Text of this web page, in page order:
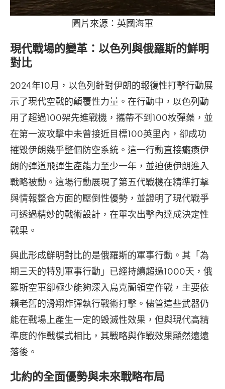
圖片來源：英國海軍
現代戰場的變革：以色列與俄羅斯的鮮明
對比
2024年10月，以色列針對伊朗的報復性打擊行動展
示了現代空戰的顛覆性力量。在行動中，以色列動
用了超過100架先進戰機，攜帶不到100枚彈藥，並
在第一波攻擊中未曾接近目標100英里內，卻成功
摧毀伊朗幾乎整個防空系統。這一行動直接癱瘓伊
朗的彈道飛彈生產能力至少一年，並迫使伊朗進入
戰略被動。這場行動展現了第五代戰機在精準打擊
與情報整合方面的壓倒性優勢，並證明了現代戰爭
可透過精妙的戰術設計，在單次出擊內達成決定性
戰果。
與此形成鮮明對比的是俄羅斯的軍事行動。其「為
期三天的特別軍事行動」已經持續超過1000天，俄
羅斯空軍卻極少能夠深入烏克蘭領空作戰，主要依
賴老舊的滑翔炸彈執行戰術打擊。儘管這些武器仍
能在戰場上產生一定的毀滅性效果，但與現代高精
準度的作戰模式相比，其戰略與作戰效果顯然遠遠
落後。
北約的全面優勢與未來戰略布局